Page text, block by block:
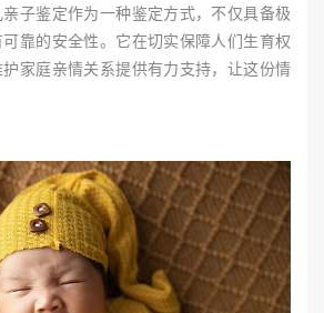
鉴定作为一种鉴定方式，不仅具备极
靠的安全性。它在切实保障人们生育权
家庭亲情关系提供有力支持，让这份情